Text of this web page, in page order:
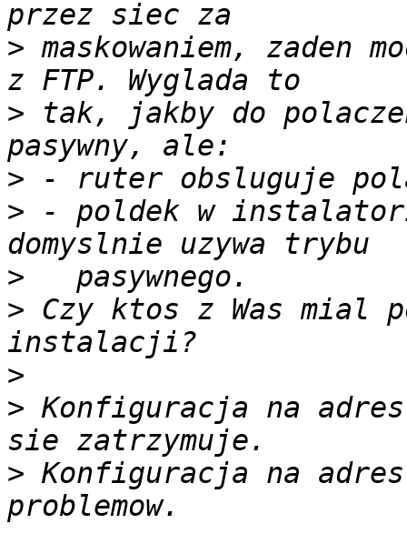
> maskowaniem, zaden
> tak, jakby do
>
> - poldek w
>
> Czy ktos z Was mial
>
> Konfiguracja na
> Konfiguracja na